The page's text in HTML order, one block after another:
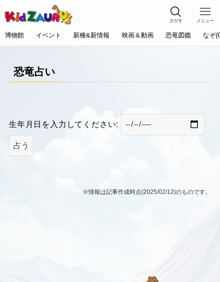
さがす メニュー
博物館 イベント 新種&新情報 映画＆動画 恐竜図鑑 なぞ
恐竜占い
生年月日を入力してください:
占う
※情報は記事作成時点(2025/02/12)のものです。